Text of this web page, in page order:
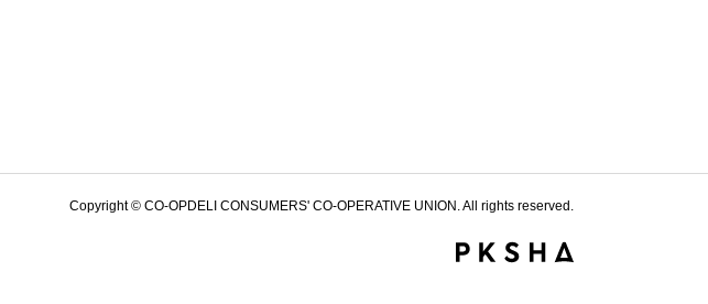
Copyright © CO-OPDELI CONSUMERS' CO-OPERATIVE UNION. All rights reserved.